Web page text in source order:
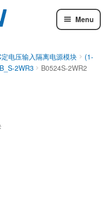
Menu
电压输入隔离电源模块
(1-
B_S-2WR3 B0524S-2WR2